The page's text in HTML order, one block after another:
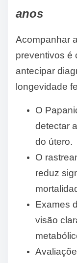
anos
Acompanhar
preventivos é
antecipar
longevidade
O
detectar
do útero.
O
reduz
Exames
visão